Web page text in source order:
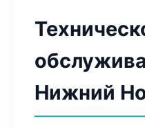
Нижний